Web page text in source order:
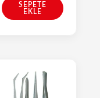
SEPETE
EKLE